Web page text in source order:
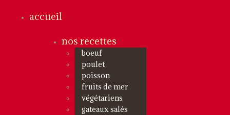
accueil
nos recettes
boeuf
poulet
poisson
fruits de mer
végétariens
gateaux salés